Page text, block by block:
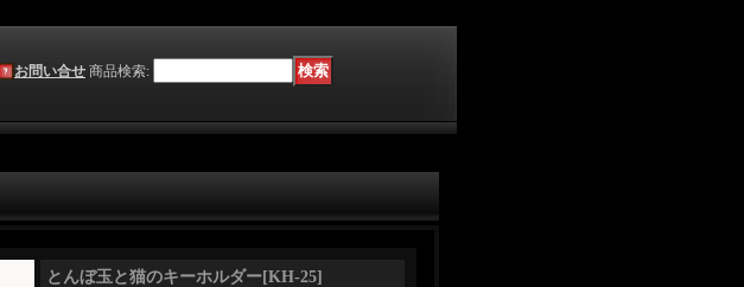
お問い合せ 商品検索:
とんぼ玉と猫のキーホルダー[KH-25]